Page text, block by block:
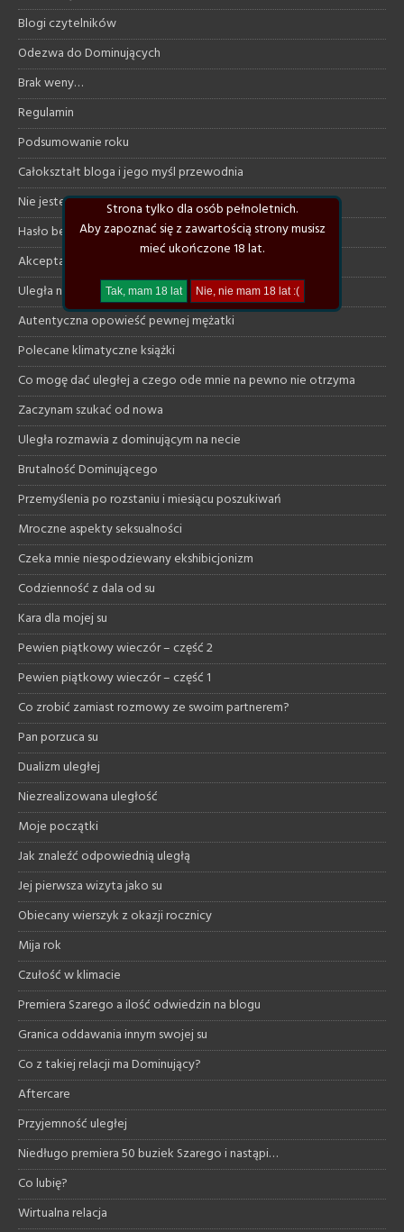
Blogi czytelników
Odezwa do Dominujących
Brak weny…
Regulamin
Podsumowanie roku
Całokształt bloga i jego myśl przewodnia
Nie jestem taki straszny jak… sam siebie maluję :)
Hasło bezpieczeństwa
Akceptacja własnego ciała i wyuzdania
Uległa natura a szacunek do samej siebie
Autentyczna opowieść pewnej mężatki
Polecane klimatyczne książki
Co mogę dać uległej a czego ode mnie na pewno nie otrzyma
Zaczynam szukać od nowa
Uległa rozmawia z dominującym na necie
Brutalność Dominującego
Przemyślenia po rozstaniu i miesiącu poszukiwań
Mroczne aspekty seksualności
Czeka mnie niespodziewany ekshibicjonizm
Codzienność z dala od su
Kara dla mojej su
Pewien piątkowy wieczór – część 2
Pewien piątkowy wieczór – część 1
Co zrobić zamiast rozmowy ze swoim partnerem?
Pan porzuca su
Dualizm uległej
Niezrealizowana uległość
Moje początki
Jak znaleźć odpowiednią uległą
Jej pierwsza wizyta jako su
Obiecany wierszyk z okazji rocznicy
Mija rok
Czułość w klimacie
Premiera Szarego a ilość odwiedzin na blogu
Granica oddawania innym swojej su
Co z takiej relacji ma Dominujący?
Aftercare
Przyjemność uległej
Niedługo premiera 50 buziek Szarego i nastąpi…
Co lubię?
Wirtualna relacja
Strona tylko dla osób pełnoletnich.
Aby zapoznać się z zawartością strony musisz
mieć ukończone 18 lat.